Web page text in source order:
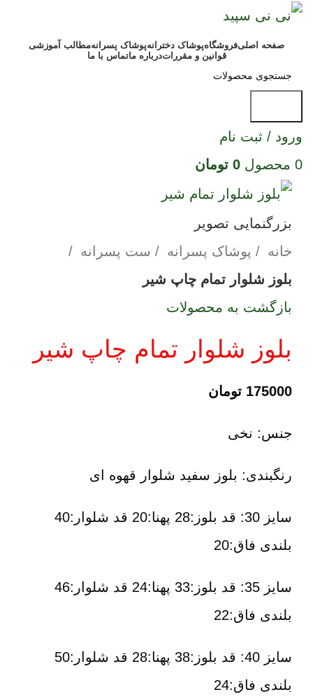
صفحه اصلیفروشگاهپوشاک دخترانهپوشاک پسرانهمطالب آموزشی
قوانین و مقرراتدرباره ماتماس با ما
ورود / ثبت نام
0 محصول 0 تومان
بزرگنمایی تصویر
خانه
پوشاک پسرانه
ست پسرانه
بلوز شلوار تمام چاپ شیر
بازگشت به محصولات
بلوز شلوار تمام چاپ شیر
175000 تومان
جنس: نخی
رنگبندی: بلوز سفید شلوار قهوه ای
بلندی فاق:20
بلندی فاق:22
بلندی فاق:24